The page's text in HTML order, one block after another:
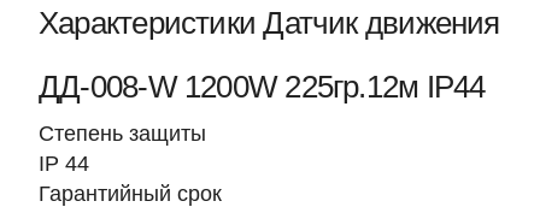
Характеристики Датчик движения
ДД-008-W 1200W 225гр.12м IP44
Степень защиты
IP 44
Гарантийный срок